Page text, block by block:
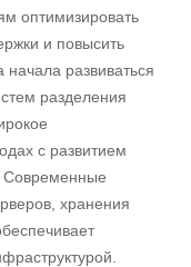
оптимизировать
и повысить
начала развиваться
разделения
с развитием
Современные
хранения